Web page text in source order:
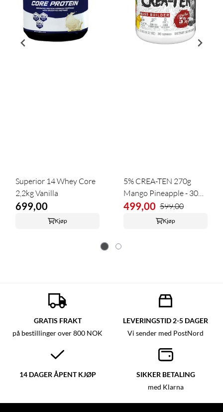
Superior 14 Whey Core
2,2kg Vanilla
699,00
Kjøp
5% CREA-TEN 270g
Mango Pineapple - 30
Serveringer
499,00 599,00
Kjøp
GRATIS FRAKT
på bestillinger over 800 NOK
LEVERINGSTID 2-5 DAGER
Vi sender med PostNord
14 DAGER ÅPENT KJØP SIKKER BETALING
med Klarna